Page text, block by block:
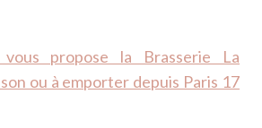
propose la Brasserie La
ou à emporter depuis Paris 17